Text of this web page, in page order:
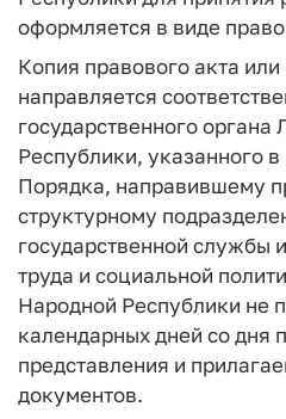
оформляется в виде
Копия правового акта
направляется
государственного
Республики, указанного
Порядка, направившему
структурному
государственной службы
труда и социальной
Народной Республики не
календарных дней со дня
представления и
документов.